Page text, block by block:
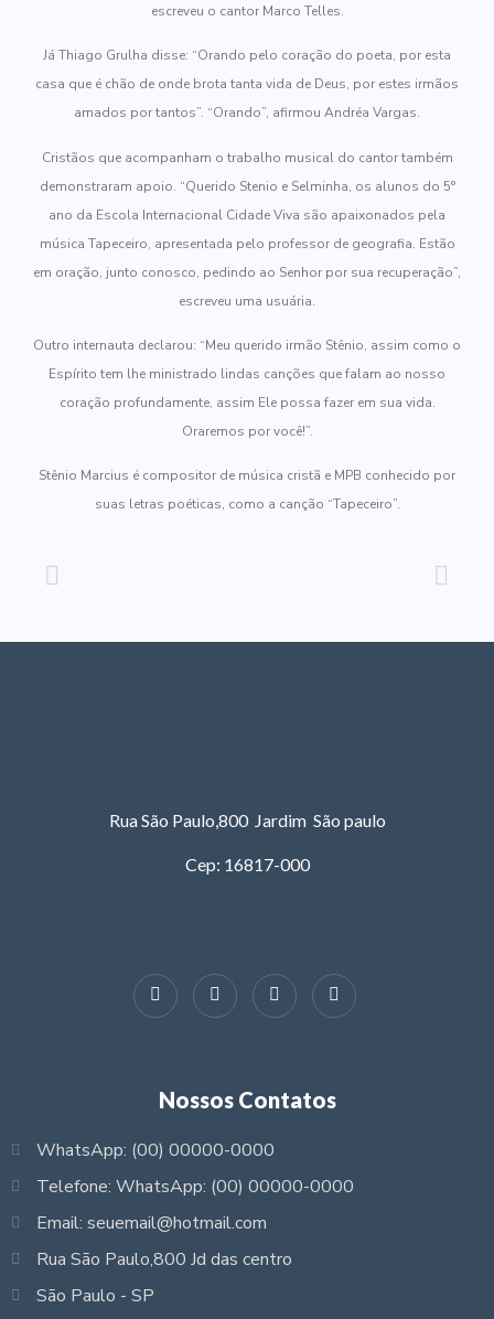
escreveu o cantor Marco Telles.
Já Thiago Grulha disse: “Orando pelo coração do poeta, por esta
casa que é chão de onde brota tanta vida de Deus, por estes irmãos
amados por tantos”. “Orando”, afirmou Andréa Vargas.
Cristãos que acompanham o trabalho musical do cantor também
demonstraram apoio. “Querido Stenio e Selminha, os alunos do 5°
ano da Escola Internacional Cidade Viva são apaixonados pela
música Tapeceiro, apresentada pelo professor de geografia. Estão
em oração, junto conosco, pedindo ao Senhor por sua recuperação”,
escreveu uma usuária.
Outro internauta declarou: “Meu querido irmão Stênio, assim como o
Espírito tem lhe ministrado lindas canções que falam ao nosso
coração profundamente, assim Ele possa fazer em sua vida.
Oraremos por você!”.
Stênio Marcius é compositor de música cristã e MPB conhecido por
suas letras poéticas, como a canção “Tapeceiro”.
Rua São Paulo,800 Jardim São paulo
Cep: 16817-000
Nossos Contatos
WhatsApp: (00) 00000-0000
Telefone: WhatsApp: (00) 00000-0000
Email: seuemail@hotmail.com
Rua São Paulo,800 Jd das centro
São Paulo - SP